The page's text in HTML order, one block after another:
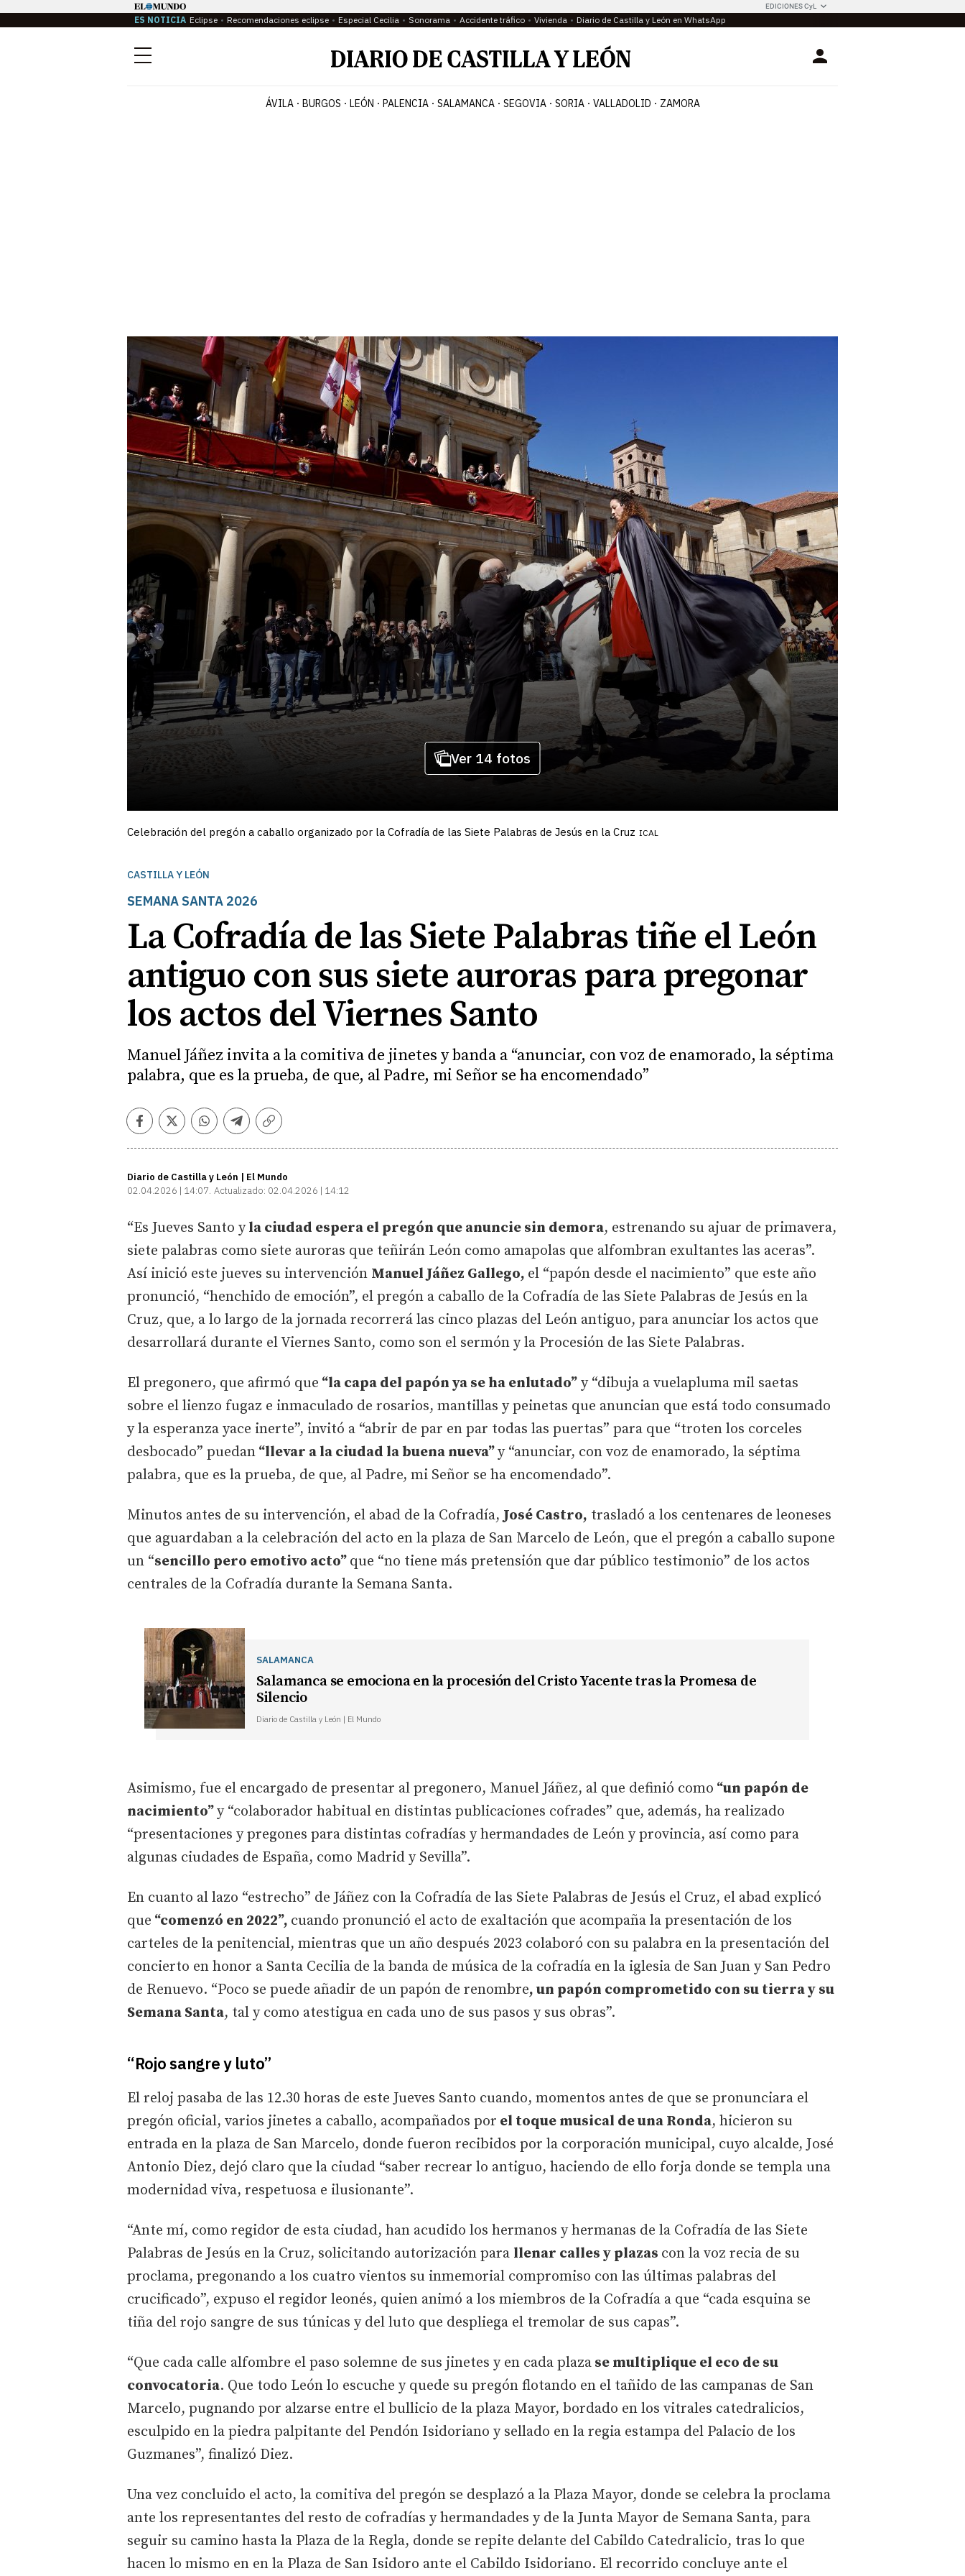
EDICIONES CyL
ES NOTICIA Eclipse Recomendaciones eclipse Especial Cecilia Sonorama Accidente tráfico Vivienda Diario de Castilla y León en WhatsApp
Menú Login
ÁVILA BURGOS LEÓN PALENCIA SALAMANCA SEGOVIA SORIA VALLADOLID ZAMORA
Ver 14 fotos
Celebración del pregón a caballo organizado por la Cofradía de las Siete Palabras de Jesús en la Cruz ICAL
CASTILLA Y LEÓN
SEMANA SANTA 2026
La Cofradía de las Siete Palabras tiñe el León
antiguo con sus siete auroras para pregonar
los actos del Viernes Santo
Manuel Jáñez invita a la comitiva de jinetes y banda a “anunciar, con voz de enamorado, la séptima
palabra, que es la prueba, de que, al Padre, mi Señor se ha encomendado”
Facebook
TwitterWhatsapp
Telegram
Copiar
Diario de Castilla y León | El Mundo
02.04.2026 | 14:07 Actualizado: 02.04.2026 | 14:12
“Es Jueves Santo yla ciudad espera el pregón que anuncie sin demora, estrenando su ajuar de primavera,
siete palabras como siete auroras que teñirán León como amapolas que alfombran exultantes las aceras”.
Así inició este jueves su intervención Manuel Jáñez Gallego, el “papón desde el nacimiento” que este año
pronunció, “henchido de emoción”, el pregón a caballo de la Cofradía de las Siete Palabras de Jesús en la
Cruz, que, a lo largo de la jornada recorrerá las cinco plazas del León antiguo, para anunciar los actos que
desarrollará durante el Viernes Santo, como son el sermón y la Procesión de las Siete Palabras.
El pregonero, que afirmó que “la capa del papón ya se ha enlutado” y “dibuja a vuelapluma mil saetas
sobre el lienzo fugaz e inmaculado de rosarios, mantillas y peinetas que anuncian que está todo consumado
y la esperanza yace inerte”, invitó a “abrir de par en par todas las puertas” para que “troten los corceles
desbocado” puedan “llevar a la ciudad la buena nueva”y “anunciar, con voz de enamorado, la séptima
palabra, que es la prueba, de que, al Padre, mi Señor se ha encomendado”.
Minutos antes de su intervención, el abad de la Cofradía, José Castro, trasladó a los centenares de leoneses
que aguardaban a la celebración del acto en la plaza de San Marcelo de León, que el pregón a caballo supone
un “sencillo pero emotivo acto” que “no tiene más pretensión que dar público testimonio” de los actos
centrales de la Cofradía durante la Semana Santa.
SALAMANCA
Salamanca se emociona en la procesión del Cristo Yacente tras la Promesa de
Silencio
Diario de Castilla y León | El Mundo
Asimismo, fue el encargado de presentar al pregonero, Manuel Jáñez, al que definió como “un papón de
nacimiento”y “colaborador habitual en distintas publicaciones cofrades” que, además, ha realizado
“presentaciones y pregones para distintas cofradías y hermandades de León y provincia, así como para
algunas ciudades de España, como Madrid y Sevilla”.
En cuanto al lazo “estrecho” de Jáñez con la Cofradía de las Siete Palabras de Jesús el Cruz, el abad explicó
que “comenzó en 2022”, cuando pronunció el acto de exaltación que acompaña la presentación de los
carteles de la penitencial, mientras que un año después 2023 colaboró con su palabra en la presentación del
concierto en honor a Santa Cecilia de la banda de música de la cofradía en la iglesia de San Juan y San Pedro
de Renuevo. “Poco se puede añadir de un papón de renombre, un papón comprometido con su tierra y su
Semana Santa, tal y como atestigua en cada uno de sus pasos y sus obras”.
“Rojo sangre y luto”
El reloj pasaba de las 12.30 horas de este Jueves Santo cuando, momentos antes de que se pronunciara el
pregón oficial, varios jinetes a caballo, acompañados por el toque musical de una Ronda, hicieron su
entrada en la plaza de San Marcelo, donde fueron recibidos por la corporación municipal, cuyo alcalde, José
Antonio Diez, dejó claro que la ciudad “saber recrear lo antiguo, haciendo de ello forja donde se templa una
modernidad viva, respetuosa e ilusionante”.
“Ante mí, como regidor de esta ciudad, han acudido los hermanos y hermanas de la Cofradía de las Siete
Palabras de Jesús en la Cruz, solicitando autorización para llenar calles y plazas con la voz recia de su
proclama, pregonando a los cuatro vientos su inmemorial compromiso con las últimas palabras del
crucificado”, expuso el regidor leonés, quien animó a los miembros de la Cofradía a que “cada esquina se
tiña del rojo sangre de sus túnicas y del luto que despliega el tremolar de sus capas”.
“Que cada calle alfombre el paso solemne de sus jinetes y en cada plaza se multiplique el eco de su
convocatoria. Que todo León lo escuche y quede su pregón flotando en el tañido de las campanas de San
Marcelo, pugnando por alzarse entre el bullicio de la plaza Mayor, bordado en los vitrales catedralicios,
esculpido en la piedra palpitante del Pendón Isidoriano y sellado en la regia estampa del Palacio de los
Guzmanes”, finalizó Diez.
Una vez concluido el acto, la comitiva del pregón se desplazó a la Plaza Mayor, donde se celebra la proclama
ante los representantes del resto de cofradías y hermandades y de la Junta Mayor de Semana Santa, para
seguir su camino hasta la Plaza de la Regla, donde se repite delante del Cabildo Catedralicio, tras lo que
hacen lo mismo en en la Plaza de San Isidoro ante el Cabildo Isidoriano. El recorrido concluye ante el